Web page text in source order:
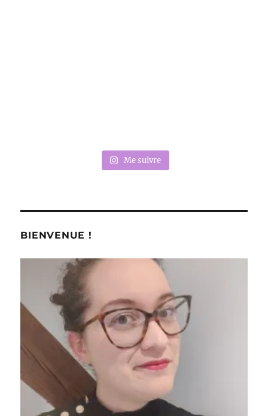
Me suivre
BIENVENUE !